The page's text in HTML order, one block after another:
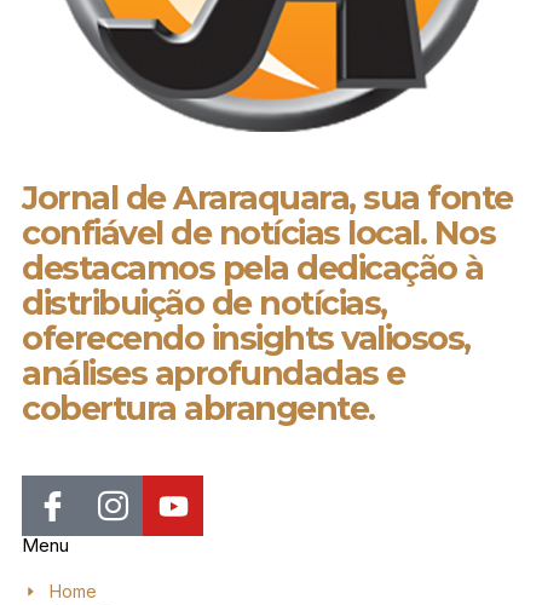
Jornal de Araraquara, sua fonte
confiável de notícias local. Nos
destacamos pela dedicação à
distribuição de notícias,
oferecendo insights valiosos,
análises aprofundadas e
cobertura abrangente.
Menu
Home